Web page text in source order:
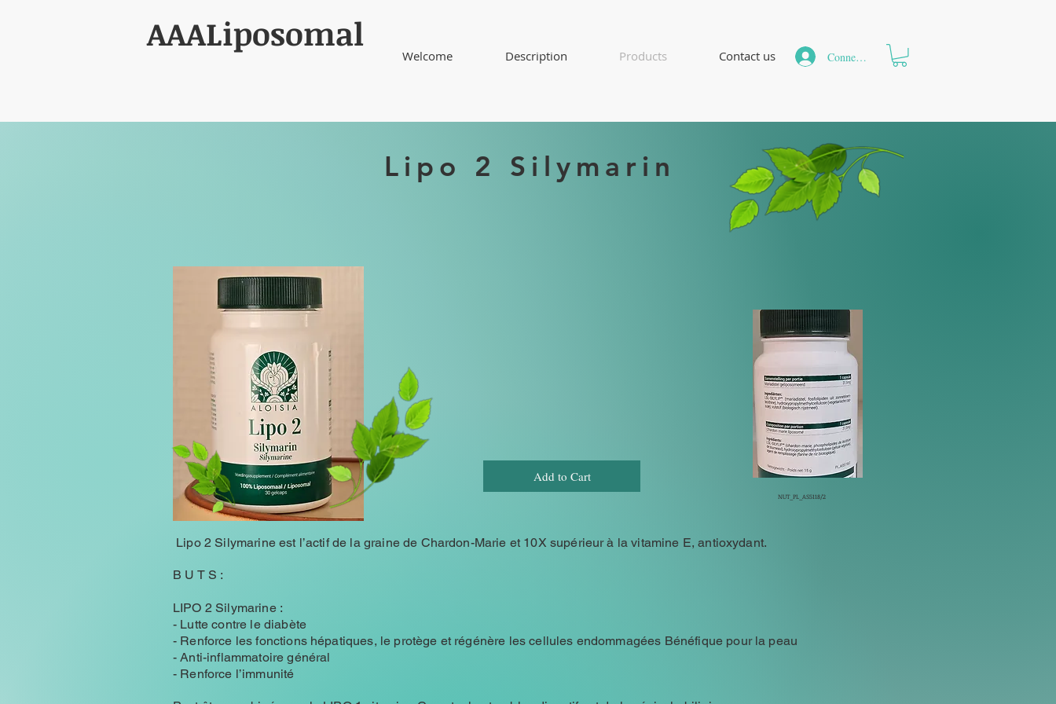
AAALiposomal
Welcome Description Products Contact us Connexion
Lipo 2 Silymarin
Add to Cart
NUT_PL_AS5118/2
Lipo 2 Silymarine est l’actif de la graine de Chardon-Marie et 10X supérieur à la vitamine E, antioxydant.
B U T S :
LIPO 2 Silymarine :
- Lutte contre le diabète
- Renforce les fonctions hépatiques, le protège et régénère les cellules endommagées Bénéfique pour la peau
- Anti-inflammatoire général
- Renforce l’immunité